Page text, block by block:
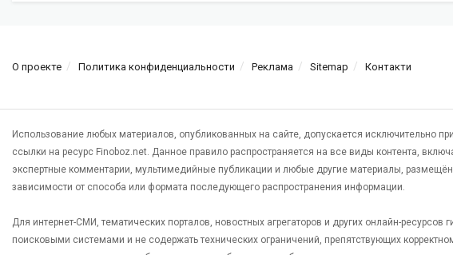
О проекте Политика конфиденциальности Реклама Sitemap Контакти
Использование любых материалов, опубликованных на сайте, допускается исключительно
ссылки на ресурс Finoboz.net. Данное правило распространяется на все виды контента,
экспертные комментарии, мультимедийные публикации и любые другие материалы,
зависимости от способа или формата последующего распространения информации.
Для интернет-СМИ, тематических порталов, новостных агрегаторов и других онлайн-
поисковыми системами и не содержать технических ограничений, препятствующих